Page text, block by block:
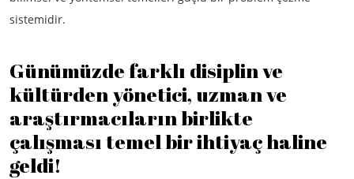
sistemidir.
Günümüzde farklı disiplin ve
kültürden yönetici, uzman ve
araştırmacıların birlikte
çalışması temel bir ihtiyaç haline
geldi!